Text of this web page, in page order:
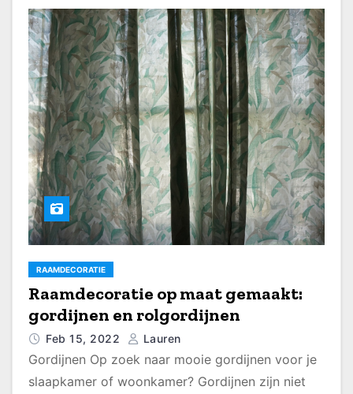
RAAMDECORATIE
Raamdecoratie op maat gemaakt:
gordijnen en rolgordijnen
Feb 15, 2022 Lauren
Gordijnen Op zoek naar mooie gordijnen voor je
slaapkamer of woonkamer? Gordijnen zijn niet